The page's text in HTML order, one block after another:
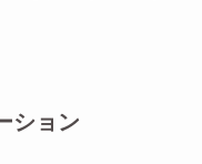
ション